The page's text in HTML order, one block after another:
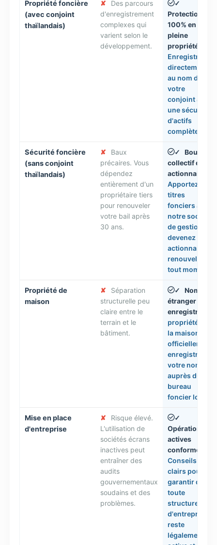
Propriété foncière
(avec conjoint
thaïlandais)
✘
Des parcours
d'enregistrement
complexes qui
varient selon le
développement.
✓
Protection
100% en
pleine
propriété.
Enregistré
directement
au nom de
votre
conjoint avec
une sécurité
d'actifs
complète.
Sécurité foncière
(sans conjoint
thaïlandais)
✘
Baux
précaires. Vous
dépendez
entièrement d'un
propriétaire tiers
pour renouveler
votre bail après
30 ans.
✓
Bouclier
collectif des
actionnaires.
Apportez les
titres
fonciers à
notre société
de gestion,
devenez
actionnaire et
renouvelez à
tout moment.
Propriété de
maison
✘
Séparation
structurelle peu
claire entre le
terrain et le
bâtiment.
✓
Nom
étranger
enregistré.
propriété de
la maison est
officiellement
enregistrée à
votre nom
auprès du
bureau
foncier local.
Mise en place
d'entreprise
✘
Risque élevé.
L'utilisation de
sociétés écrans
inactives peut
entraîner des
audits
gouvernementaux
soudains et des
problèmes.
✓
Opérations
actives
conformes.
Conseils
clairs pour
garantir que
toute
structure
d'entreprise
reste
légalement